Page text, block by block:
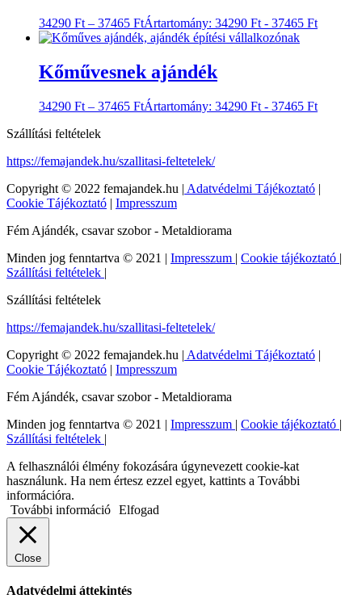
34290 Ft – 37465 FtÁrtartomány: 34290 Ft - 37465 Ft
Kőművesnek ajándék
34290 Ft – 37465 FtÁrtartomány: 34290 Ft - 37465 Ft
Szállítási feltételek
https://femajandek.hu/szallitasi-feltetelek/
Copyright © 2022 femajandek.hu | Adatvédelmi Tájékoztató |
Cookie Tájékoztató | Impresszum
Fém Ajándék, csavar szobor - Metaldiorama
Minden jog fenntartva © 2021 | Impresszum | Cookie tájékoztató |
Szállítási feltételek |
Szállítási feltételek
https://femajandek.hu/szallitasi-feltetelek/
Copyright © 2022 femajandek.hu | Adatvédelmi Tájékoztató |
Cookie Tájékoztató | Impresszum
Fém Ajándék, csavar szobor - Metaldiorama
Minden jog fenntartva © 2021 | Impresszum | Cookie tájékoztató |
Szállítási feltételek |
A felhasználói élmény fokozására úgynevezett cookie-kat
használunk. Ha nem értesz ezzel egyet, kattints a További
információra.
További információ Elfogad
Close
Adatvédelmi áttekintés